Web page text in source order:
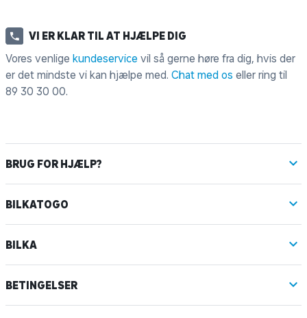
VI ER KLAR TIL AT HJÆLPE DIG
Vores venlige kundeservice vil så gerne høre fra dig, hvis der
er det mindste vi kan hjælpe med. Chat med os eller ring til
89 30 30 00.
BRUG FOR HJÆLP?
BILKATOGO
BILKA
BETINGELSER